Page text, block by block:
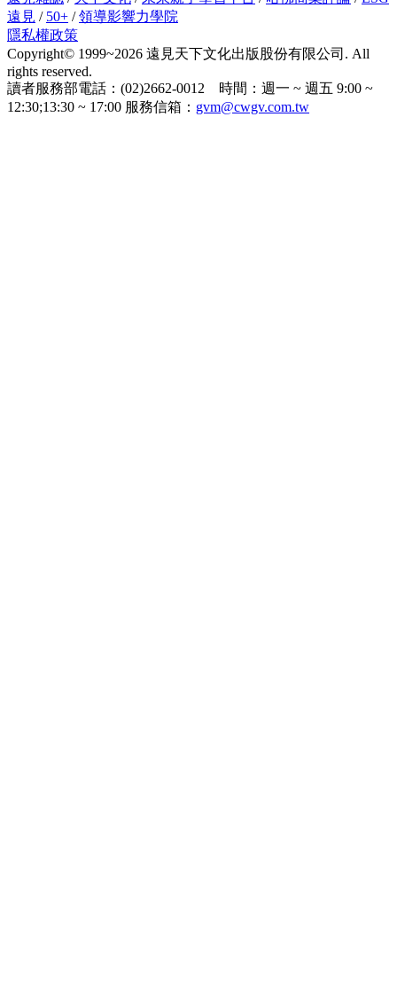
遠見 / 50+ /領導影響力學院
隱私權政策
Copyright© 1999~2026 遠見天下文化出版股份有限公司. All
rights reserved.
讀者服務部電話：(02)2662-0012 時間：週一 ~ 週五 9:00 ~
12:30;13:30 ~ 17:00 服務信箱： gvm@cwgv.com.tw